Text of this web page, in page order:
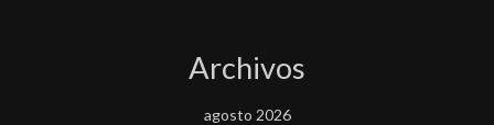
Archivos
agosto 2026